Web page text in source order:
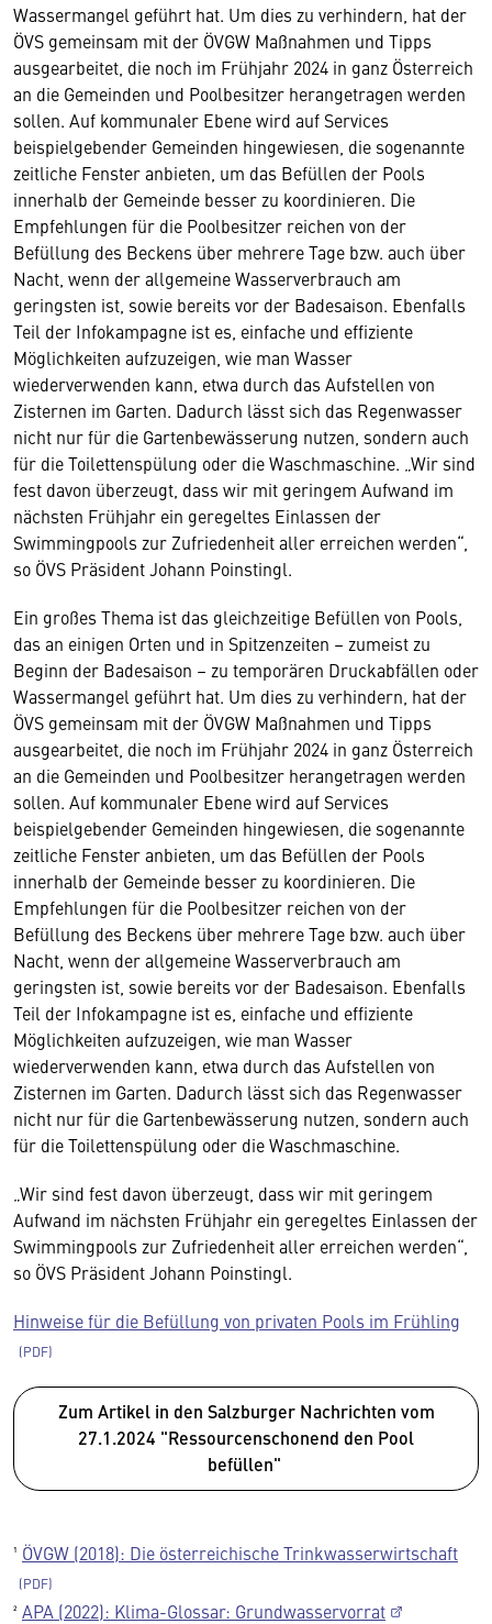
Wassermangel geführt hat. Um dies zu verhindern, hat der
ÖVS gemeinsam mit der ÖVGW Maßnahmen und Tipps
ausgearbeitet, die noch im Frühjahr 2024 in ganz Österreich
an die Gemeinden und Poolbesitzer herangetragen werden
sollen. Auf kommunaler Ebene wird auf Services
beispielgebender Gemeinden hingewiesen, die sogenannte
zeitliche Fenster anbieten, um das Befüllen der Pools
innerhalb der Gemeinde besser zu koordinieren. Die
Empfehlungen für die Poolbesitzer reichen von der
Befüllung des Beckens über mehrere Tage bzw. auch über
Nacht, wenn der allgemeine Wasserverbrauch am
geringsten ist, sowie bereits vor der Badesaison. Ebenfalls
Teil der Infokampagne ist es, einfache und effiziente
Möglichkeiten aufzuzeigen, wie man Wasser
wiederverwenden kann, etwa durch das Aufstellen von
Zisternen im Garten. Dadurch lässt sich das Regenwasser
nicht nur für die Gartenbewässerung nutzen, sondern auch
für die Toilettenspülung oder die Waschmaschine. „Wir sind
fest davon überzeugt, dass wir mit geringem Aufwand im
nächsten Frühjahr ein geregeltes Einlassen der
Swimmingpools zur Zufriedenheit aller erreichen werden“,
so ÖVS Präsident Johann Poinstingl.
Ein großes Thema ist das gleichzeitige Befüllen von Pools,
das an einigen Orten und in Spitzenzeiten – zumeist zu
Beginn der Badesaison – zu temporären Druckabfällen oder
Wassermangel geführt hat. Um dies zu verhindern, hat der
ÖVS gemeinsam mit der ÖVGW Maßnahmen und Tipps
ausgearbeitet, die noch im Frühjahr 2024 in ganz Österreich
an die Gemeinden und Poolbesitzer herangetragen werden
sollen. Auf kommunaler Ebene wird auf Services
beispielgebender Gemeinden hingewiesen, die sogenannte
zeitliche Fenster anbieten, um das Befüllen der Pools
innerhalb der Gemeinde besser zu koordinieren. Die
Empfehlungen für die Poolbesitzer reichen von der
Befüllung des Beckens über mehrere Tage bzw. auch über
Nacht, wenn der allgemeine Wasserverbrauch am
geringsten ist, sowie bereits vor der Badesaison. Ebenfalls
Teil der Infokampagne ist es, einfache und effiziente
Möglichkeiten aufzuzeigen, wie man Wasser
wiederverwenden kann, etwa durch das Aufstellen von
Zisternen im Garten. Dadurch lässt sich das Regenwasser
nicht nur für die Gartenbewässerung nutzen, sondern auch
für die Toilettenspülung oder die Waschmaschine.
„Wir sind fest davon überzeugt, dass wir mit geringem
Aufwand im nächsten Frühjahr ein geregeltes Einlassen der
Swimmingpools zur Zufriedenheit aller erreichen werden“,
so ÖVS Präsident Johann Poinstingl.
Hinweise für die Befüllung von privaten Pools im Frühling
Zum Artikel in den Salzburger Nachrichten vom
27.1.2024 "Ressourcenschonend den Pool
befüllen"
¹ ÖVGW (2018): Die österreichische Trinkwasserwirtschaft
² APA (2022): Klima-Glossar: Grundwasservorrat